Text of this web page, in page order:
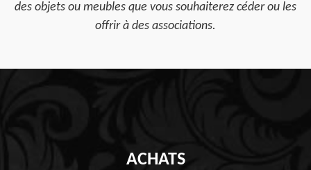
des objets ou meubles que vous souhaiterez céder ou les
offrir à des associations.
ACHATS